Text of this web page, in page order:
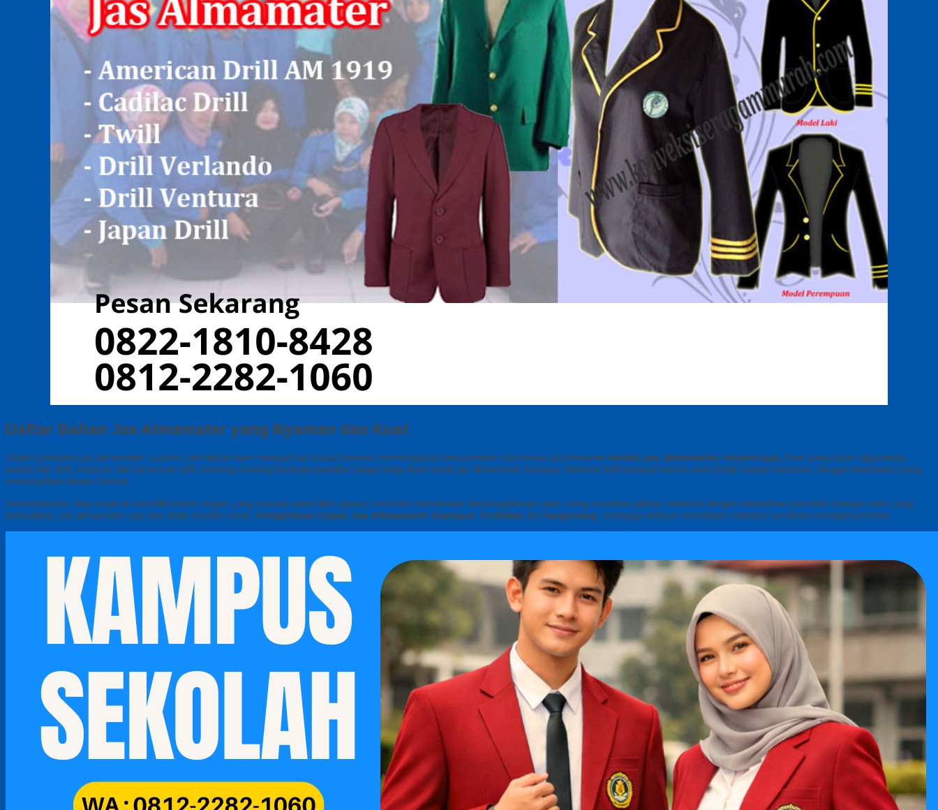
Daftar Bahan Jas Almamater yang Nyaman dan Kuat
Dalam produksi jas almamater custom, pemilihan kain menjadi hal krusial karena memengaruhi kenyamanan dan kesan profesional vendor jas almamater terpercaya, Kain yang lazim digunakan
antara lain drill, tropical, dan american drill, masing-masing berbeda karakter tetapi tetap ideal untuk jas almamater kampus Material drill terkenal kokoh serta tidak mudah berkerut, dengan ketebalan yang
menonjolkan kesan formal.
Sementara itu, kain tropical memiliki bobot ringan yang sesuai untuk iklim panas Konveksi almamater berpengalaman akan menyesuaikan pilihan material dengan kebutuhan pemakai Dengan kain yang
berkualitas, jas almamater rapi dan tidak mudah rusak, Pengiriman Cepat Jas Almamater Kampus Terdekat Di Tangerang sehingga diskusi mendalam sebelum produksi menjadi prioritas